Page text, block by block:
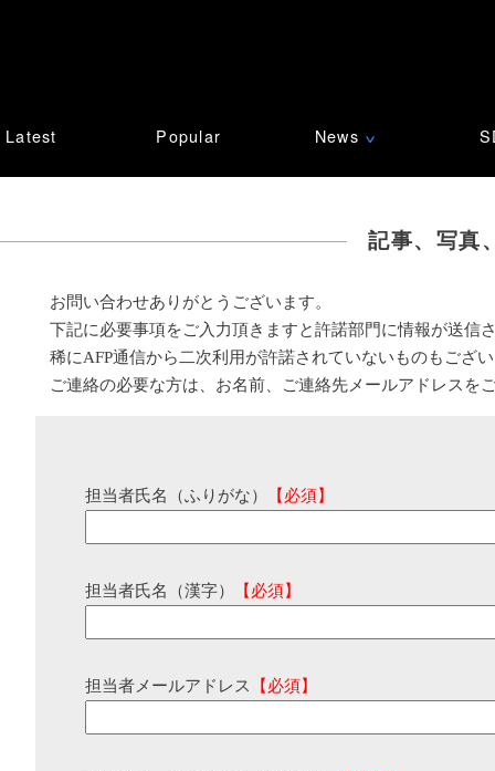
Latest Popular News ∨
記事、写真
お問い合わせありがとうございます。
下記に必要事項をご入力頂きますと許諾部門に情報が送信
稀にAFP通信から二次利用が許諾されていないものもござ
ご連絡の必要な方は、お名前、ご連絡先メールアドレスを
担当者氏名（ふりがな） 【必須】
担当者氏名（漢字） 【必須】
担当者メールアドレス 【必須】